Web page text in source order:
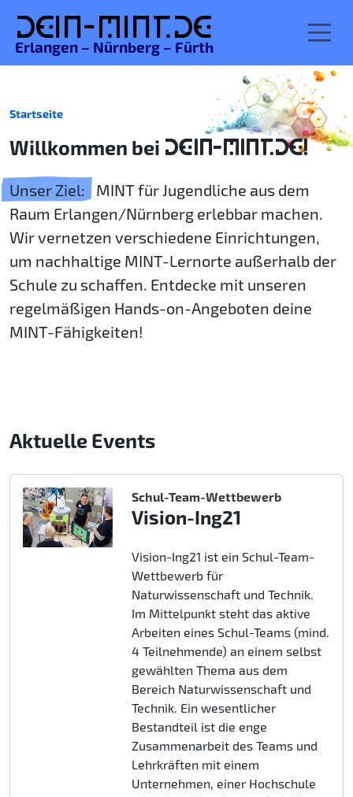
Dein-MINT.de
Erlangen – Nürnberg – Fürth
Startseite
Willkommen bei DEIN-MINT.DE!
Unser Ziel:
MINT für Jugendliche aus dem
Raum Erlangen/Nürnberg erlebbar machen.
Wir vernetzen verschiedene Einrichtungen,
um nachhaltige MINT-Lernorte außerhalb der
Schule zu schaffen. Entdecke mit unseren
regelmäßigen Hands-on-Angeboten deine
MINT-Fähigkeiten!
Aktuelle Events
Schul-Team-Wettbewerb
Vision-Ing21
Vision-Ing21 ist ein Schul-Team-
Wettbewerb für
Naturwissenschaft und Technik.
Im Mittelpunkt steht das aktive
Arbeiten eines Schul-Teams (mind.
4 Teilnehmende) an einem selbst
gewählten Thema aus dem
Bereich Naturwissenschaft und
Technik. Ein wesentlicher
Bestandteil ist die enge
Zusammenarbeit des Teams und
Lehrkräften mit einem
Unternehmen, einer Hochschule